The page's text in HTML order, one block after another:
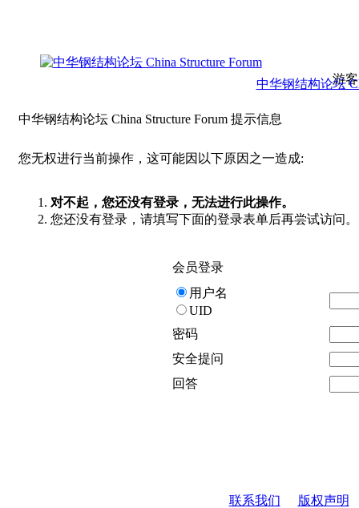
游
中华钢结构论坛
中华钢结构论坛 China Structure Forum 提示信息
您无权进行当前操作，这可能因以下原因之一造成:
对不起，您还没有登录，无法进行此操作。
您还没有登录，请填写下面的登录表单后再尝试访问。
会员登录
用户名
UID
密码
安全提问
回答
联系我们
版权声明